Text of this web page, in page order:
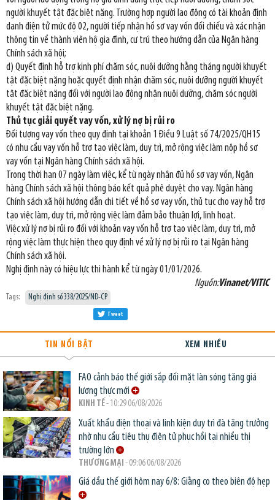
người khuyết tật đặc biệt nặng. Trường hợp người lao động có tài khoản định
danh điện tử mức độ 02, người tiếp nhận hồ sơ vay vốn đối chiếu và xác nhận
thông tin về thành viên hộ gia đình, cư trú theo hướng dẫn của Ngân hàng
Chính sách xã hội;
d) Quyết định hỗ trợ kinh phí chăm sóc, nuôi dưỡng hằng tháng người khuyết
tật đặc biệt nặng hoặc quyết định nhận chăm sóc, nuôi dưỡng người khuyết
tật đặc biệt nặng đối với người lao động nhận nuôi dưỡng, chăm sóc người
khuyết tật đặc biệt nặng.
Thủ tục giải quyết vay vốn, xử lý nợ bị rủi ro
Đối tượng vay vốn theo quy định tại khoản 1 Điều 9 Luật số 74/2025/QH15
có nhu cầu vay vốn hỗ trợ tạo việc làm, duy trì, mở rộng việc làm nộp hồ sơ
vay vốn tại Ngân hàng Chính sách xã hội.
Trong thời hạn 07 ngày làm việc, kể từ ngày nhận đủ hồ sơ vay vốn, Ngân
hàng Chính sách xã hội thông báo kết quả phê duyệt cho vay. Ngân hàng
Chính sách xã hội hướng dẫn chi tiết về hồ sơ vay vốn, thủ tục cho vay hỗ trợ
tạo việc làm, duy trì, mở rộng việc làm đảm bảo thuận lợi, linh hoạt.
Việc xử lý nợ bị rủi ro đối với khoản vay vốn hỗ trợ tạo việc làm, duy trì, mở
rộng việc làm thực hiện theo quy định về xử lý nợ bị rủi ro tại Ngân hàng
Chính sách xã hội.
Nghị định này có hiệu lực thi hành kể từ ngày 01/01/2026.
Nguồn:Vinanet/VITIC
Tags: Nghị định số 338/2025/NĐ-CP
Tweet
TIN NỔI BẬT XEM NHIỀU
FAO cảnh báo thế giới sắp đối mặt làn sóng tăng giá
lương thực mới
KINH TẾ- 10:29 06/08/2026
Xuất khẩu điện thoại và linh kiện duy trì đà tăng trưởng
nhờ nhu cầu tiêu thụ điện tử phục hồi tại nhiều thị
trường lớn
THƯƠNG MẠI - 09:06 06/08/2026
Giá dầu thế giới hôm nay 6/8: Giằng co theo biên độ hẹp